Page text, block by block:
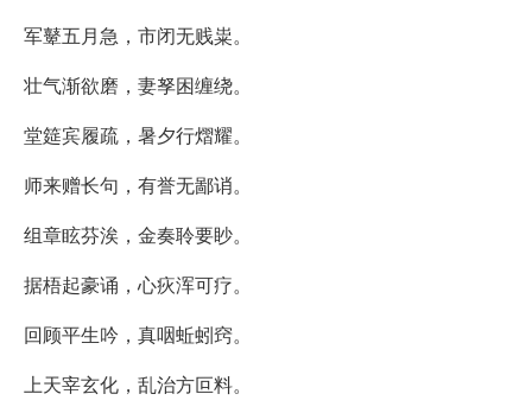
军鼙五月急，市闭无贱粜。
壮气渐欲磨，妻孥困缠绕。
堂筵宾履疏，暑夕行熠耀。
师来赠长句，有誉无鄙诮。
组章眩芬涘，金奏聆要眇。
据梧起豪诵，心疢浑可疗。
回顾平生吟，真咽蚯蚓窍。
上天宰玄化，乱治方叵料。